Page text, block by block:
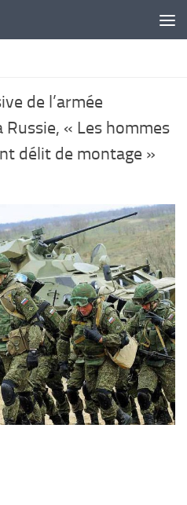
de l’armée
« Les hommes
délit de montage »